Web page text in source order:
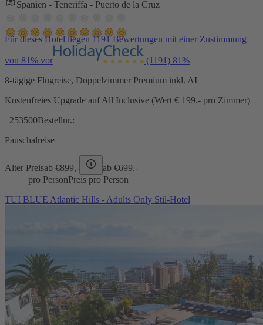
Spanien - Teneriffa - Puerto de la Cruz
Für dieses Hotel liegen 1191 Bewertungen mit einer Zustimmung
von 81% vor (1191) 81%
8-tägige Flugreise, Doppelzimmer Premium inkl. AI
Kostenfreies Upgrade auf All Inclusive (Wert € 199.- pro Zimmer)
253500Bestellnr.:
Pauschalreise
Alter Preisab €899,- ab €699,-
pro PersonPreis pro Person
TUI BLUE Atlantic Hills - Adults Only Stil-Hotel